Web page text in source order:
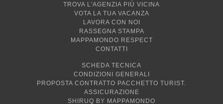
TROVA L'AGENZIA PIÙ VICINA
VOTA LA TUA VACANZA
LAVORA CON NOI
RASSEGNA STAMPA
MAPPAMONDO RESPECT
CONTATTI
SCHEDA TECNICA
CONDIZIONI GENERALI
PROPOSTA CONTRATTO PACCHETTO TURIST.
ASSICURAZIONE
SHIRUQ BY MAPPAMONDO